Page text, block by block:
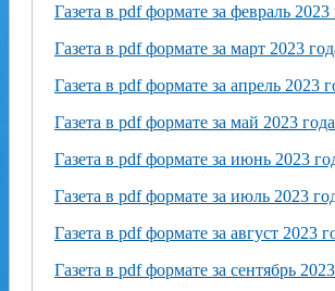
Газета в pdf формате за февраль 2023
Газета в pdf формате за март 2023
Газета в pdf формате за апрель 2023
Газета в pdf формате за май 2023 года
Газета в pdf формате за июнь 2023
Газета в pdf формате за июль 2023
Газета в pdf формате за август 2023
Газета в pdf формате за сентябрь